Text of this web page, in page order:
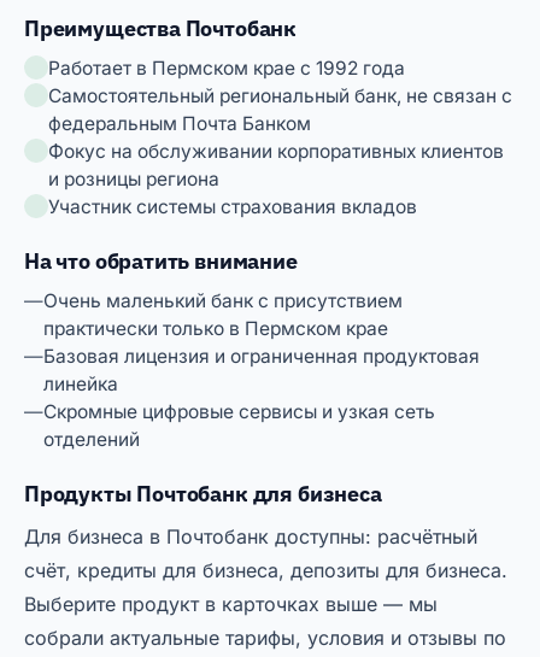
Преимущества Почтобанк
Работает в Пермском крае с 1992 года
Самостоятельный региональный банк, не связан с
федеральным Почта Банком
Фокус на обслуживании корпоративных клиентов
и розницы региона
Участник системы страхования вкладов
На что обратить внимание
Очень маленький банк с присутствием
практически только в Пермском крае
Базовая лицензия и ограниченная продуктовая
линейка
Скромные цифровые сервисы и узкая сеть
отделений
Продукты Почтобанк для бизнеса
Для бизнеса в Почтобанк доступны: расчётный
счёт, кредиты для бизнеса, депозиты для бизнеса.
Выберите продукт в карточках выше — мы
собрали актуальные тарифы, условия и отзывы по